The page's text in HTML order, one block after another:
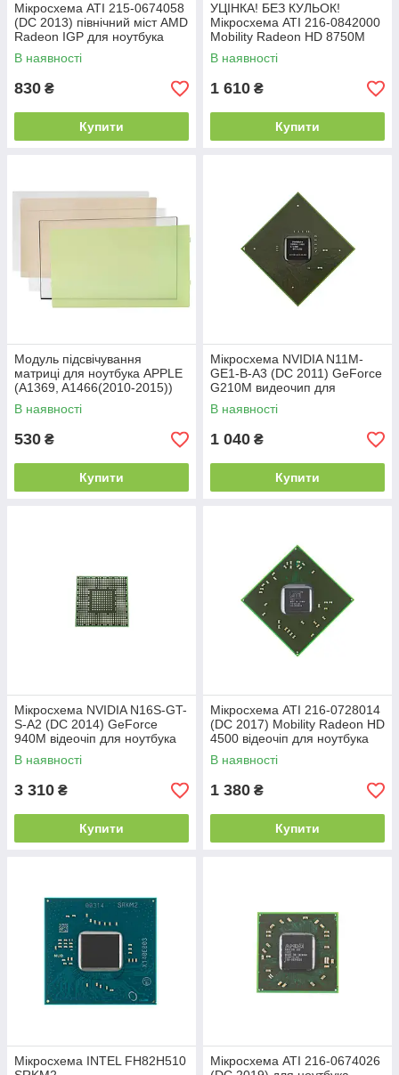
Мікросхема ATI 215-0674058
(DC 2013) північний міст AMD
Radeon IGP для ноутбука
(New in Bulk)
В наявності
830 ₴
Купити
УЦІНКА! БЕЗ КУЛЬОК!
Мікросхема ATI 216-0842000
Mobility Radeon HD 8750M
відеочіп для ноутбука
В наявності
1 610 ₴
Купити
Модуль підсвічування
матриці для ноутбука APPLE
(A1369, A1466(2010-2015))
В наявності
530 ₴
Купити
Мікросхема NVIDIA N11M-
GE1-B-A3 (DC 2011) GeForce
G210M видеочип для
ноутбука
В наявності
1 040 ₴
Купити
Мікросхема NVIDIA N16S-GT-
S-A2 (DC 2014) GeForce
940M відеочіп для ноутбука
В наявності
3 310 ₴
Купити
Мікросхема ATI 216-0728014
(DC 2017) Mobility Radeon HD
4500 відеочіп для ноутбука
В наявності
1 380 ₴
Купити
Мікросхема INTEL FH82H510
Мікросхема ATI 216-0674026